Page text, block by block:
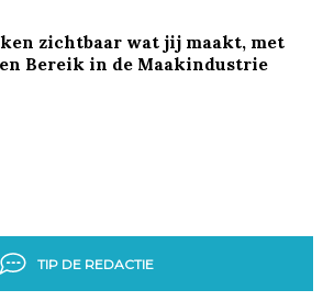
zichtbaar wat jij maakt, met
Bereik in de Maakindustrie
TIP DE REDACTIE